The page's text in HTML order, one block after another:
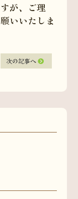
が、ご理
いいたしま
次の記事へ